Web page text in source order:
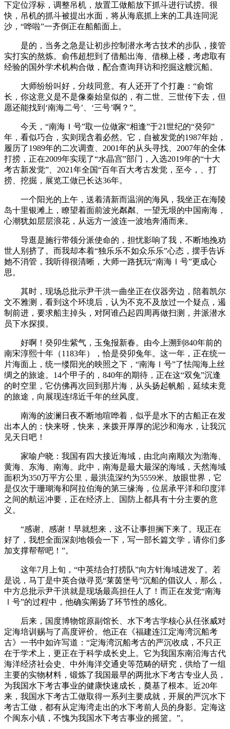
下定位浮标，调整吊机，放置工做船放下抓斗进行试捞。很
快，吊机的抓斗被提出水面，将从海底抓上来的工具连同泥
沙，“哗啦”一齐倒正在船船面上。
是的，当务之急是让初步控制潜水考古技术的步队，接管
实打实的熬炼。俞伟超想到了借船出海、借梯上楼，考虑取有
经验的国外学术机构合做，配合查询拜访和挖掘这艘沉船。
大师纷纷叫好，分歧同意。有人还开了个打趣：“俞馆
长，你这意义是不是像秦始皇似的，有二世、三世传下去，但
愿还能找到‘南海二号’、‘三号’啊？”。
今天，“南海Ｉ号”取一位做家“相逢”于21世纪的“癸卯”
年，看似巧合，实则现含着必然。它，自被发觉的1987年始，
履历了1989年的二次调查、2001年的从头寻找、2007年的全体
打捞，正在2009年实现了“水晶宫”部门，入选2019年的“十大
考古新发觉”、2021年全国“百年百大考古发觉，至今，、打
捞、挖掘，展览工做已长达36年。
一个阳光的上午，送着清新而温润的海风，我坐正在海陵
岛十里银滩上，瞭望着面前波光粼粼、一望无垠的中国南海，
心潮犹如层层浪花，从远方一波连一波地奔涌而来。
导逛是施行带领分派使命的，担忧影响了我，不断地挽劝
世人别挤了。而我却本着“独乐乐不如众乐乐”心态，摆手告诉
她不消管，我听得很清晰，大师一路抚玩“南海Ⅰ号”更成心
思。
其时，现场总批示尹干洪一曲坐正在仪器旁边，陪着凯尔
文不雅测，看到这个环境后，认为不克不及放过一个疑点，遏
制前进，要求船主掉头，对阿谁凸起四周再做扫测，并派潜水
员下水探摸。
好啊！癸卯生紫气，玉兔报新春。由今上溯到840年前的
南宋淳熙十年（1183年），恰是癸卯兔年。这一年，正在统一
片海面上，统一缕阳光的映照之下，“南海Ⅰ号”了怯闯海上丝
绸之的旅途。14个甲子的，840年的期待，正在这“双兔”沉逢
的时空里，它仿佛再次回到那片海，从头扬起帆船，延续未竟
的旅途，向展现连绵近千年的丝风度。
南海的波澜日夜不断地喧哗着，似乎是水下的古船正在发
出本人的：快来呀，快来，来拨开厚厚的泥沙和海水，让我沉
见天日吧！
家喻户晓：我国有四大接近海域，由北向南顺次为渤海、
黄海、东海、南海。此中，南海是最大最深的海域，天然海域
面积为350万平方公里，最洪流深约为5559米。放眼世界，它
是仅次于珊瑚海和阿拉伯海的第三缘海，位居承平洋和印度洋
之间的航运冲要，正在经济上、国防上都具有十分主要的意
义。
“感谢、感谢！早就想来，这不让事担搁下来了。现正在
好了，我想全面深刻地领会一下，写一部长篇文学，请你们多
加支撑帮帮吧！”。
这年7月上旬，“中英结合打捞队”向方针海域进发了。若
是说，马丁是中英合做寻觅“莱茵堡号”沉船的倡议人，那么，
中方总批示尹干洪就是现场最高担任人了！而正在发觉“南海
Ⅰ号”的过程中，他确实阐扬了环节性的感化。
后来，国度博物馆原副馆长、水下考古学核心从任张威对
定海培训赐与了高度评价。他正在《福建连江定海湾沉船考
古》一书中如许写道：“定海湾沉船考古的严沉收成，不只正
在于学术上，更正在于科学成长史上。它为我国东南沿海古代
海洋经济社会史、中外海洋交通史等范畴的研究，供给了一组
主要的实物材料，锻炼了我国最早的两批水下考古专业人员，
为我国水下考古事业的健康快速成长，奠基了根本。近20年
来，我国水下考古工做取得一系列主要成就，开展的严沉水下
考古工做，都有从定海湾走出的水下考前人员的身影。定海这
个闽东小镇，不愧为我国水下考古事业的摇篮。”。